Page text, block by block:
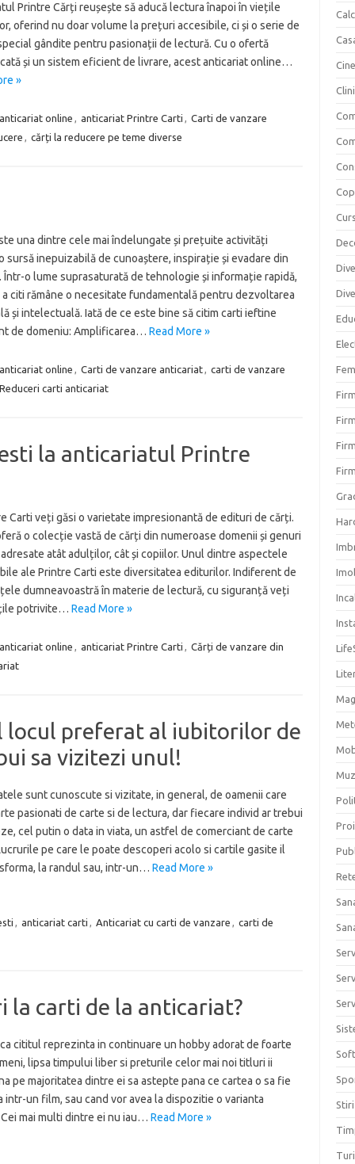
Printre Cărți reușește să aducă lectura înapoi în viețile
oferind nu doar volume la prețuri accesibile, ci și o serie de
gândite pentru pasionații de lectură. Cu o ofertă
și un sistem eficient de livrare, acest anticariat online…
»
online , anticariat Printre Carti , Carti de vanzare
, cărți la reducere pe teme diverse
una dintre cele mai îndelungate și prețuite activități
sursă inepuizabilă de cunoaștere, inspirație și evadare din
Într-o lume suprasaturată de tehnologie și informație rapidă,
citi rămâne o necesitate fundamentală pentru dezvoltarea
și intelectuală. Iată de ce este bine să citim carti ieftine
de domeniu: Amplificarea… Read More »
online , Carti de vanzare anticariat, carti de vanzare
carti anticariat
la anticariatul Printre
Carti veți găsi o varietate impresionantă de edituri de cărți.
o colecție vastă de cărți din numeroase domenii și genuri
atât adulților, cât și copiilor. Unul dintre aspectele
ale Printre Carti este diversitatea editurilor. Indiferent de
dumneavoastră în materie de lectură, cu siguranță veți
potrivite… Read More »
online , anticariat Printre Carti , Cărți de vanzare din
locul preferat al iubitorilor de
sa vizitezi unul!
sunt cunoscute si vizitate, in general, de oamenii care
pasionati de carte si de lectura, dar fiecare individ ar trebui
cel putin o data in viata, un astfel de comerciant de carte
pe care le poate descoperi acolo si cartile gasite il
la randul sau, intr-un… Read More »
, anticariat carti , Anticariat cu carti de vanzare , carti de
la carti de la anticariat?
cititul reprezinta in continuare un hobby adorat de foarte
lipsa timpului liber si preturile celor mai noi titluri ii
pe majoritatea dintre ei sa astepte pana ce cartea o sa fie
intr-un film, sau cand vor avea la dispozitie o varianta
mai multi dintre ei nu iau… Read More »
Stiri